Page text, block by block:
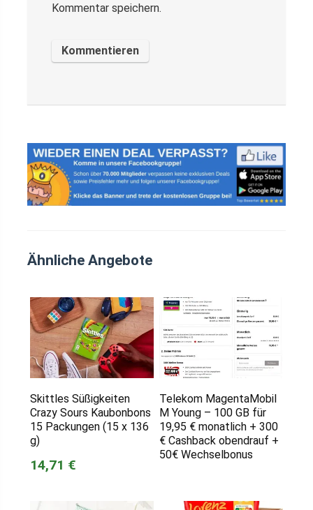
Kommentar speichern.
Ähnliche Angebote
Skittles Süßigkeiten
Crazy Sours Kaubonbons
15 Packungen (15 x 136
g)
14,71 €
Telekom MagentaMobil
M Young – 100 GB für
19,95 € monatlich + 300
€ Cashback obendrauf +
50€ Wechselbonus